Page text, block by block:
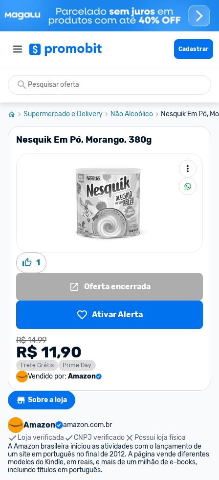
Cadastrar
Supermercado e Delivery Não Alcoólico Nesquik Em Pó,
Nesquik Em Pó, Morango, 380g
1
Oferta encerrada
Ativar Alerta
R$ 14,99
R$ 11,90
Frete Grátis Prime Day
Vendido por: Amazon
Sobre a loja
Amazon
amazon.com.br
Loja verificada
CNPJ verificado
Possui loja física
A Amazon brasileira iniciou as atividades com o lançamento de
um site em português no final de 2012. A página vende diferentes
modelos do Kindle, em reais, e mais de um milhão de e-books,
incluindo títulos em português.